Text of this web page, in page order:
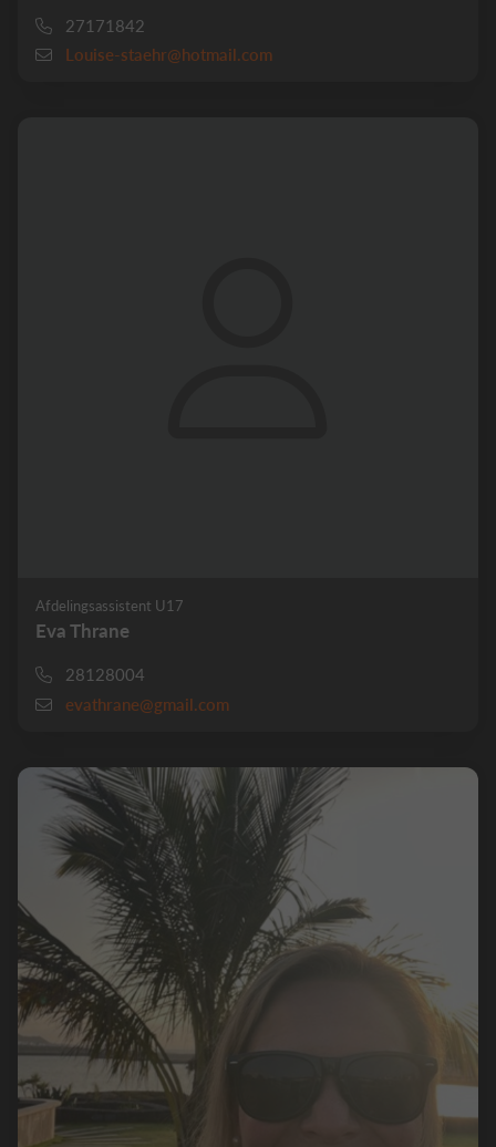
27171842
Louise-staehr@hotmail.com
Afdelingsassistent U17
Eva Thrane
28128004
evathrane@gmail.com